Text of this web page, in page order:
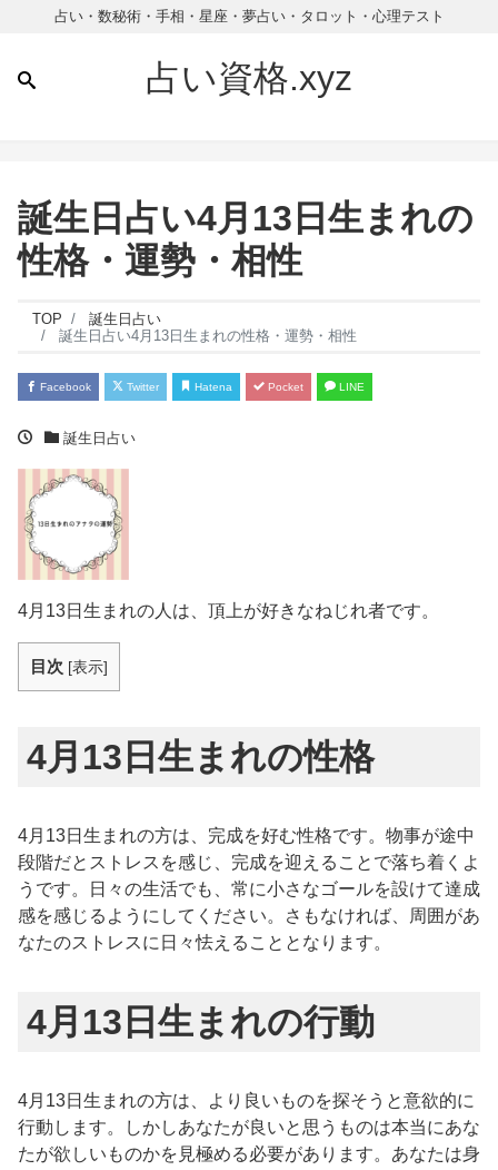
占い・数秘術・手相・星座・夢占い・タロット・心理テスト
占い資格.xyz
誕生日占い4月13日生まれの
性格・運勢・相性
TOP
誕生日占い
誕生日占い4月13日生まれの性格・運勢・相性
Facebook Twitter Hatena Pocket LINE
誕生日占い
4月13日生まれの人は、頂上が好きなねじれ者です。
目次 [表示]
4月13日生まれの性格
4月13日生まれの方は、完成を好む性格です。物事が途中
段階だとストレスを感じ、完成を迎えることで落ち着くよ
うです。日々の生活でも、常に小さなゴールを設けて達成
感を感じるようにしてください。さもなければ、周囲があ
なたのストレスに日々怯えることとなります。
4月13日生まれの行動
4月13日生まれの方は、より良いものを探そうと意欲的に
行動します。しかしあなたが良いと思うものは本当にあな
たが欲しいものかを見極める必要があります。あなたは身